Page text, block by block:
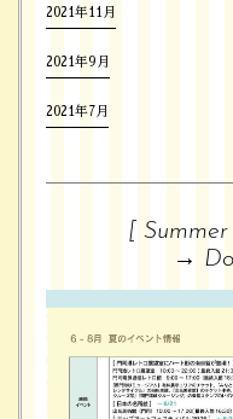
2021年11月
2021年9月
2021年7月
[
→